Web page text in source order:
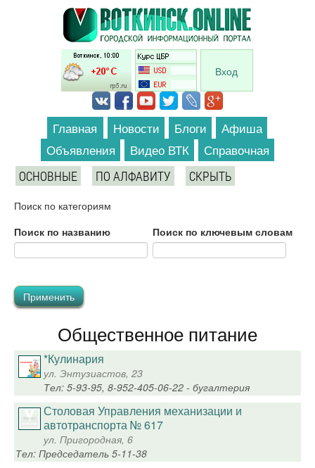
Перейти к основному содержанию
Вход
Главная Новости Блоги
Афиша
Объявления
Видео ВТК Справочная
ОСНОВНЫЕ ПО АЛФАВИТУ СКРЫТЬ
Поиск по категориям
Поиск по названию
Поиск по ключевым словам
Общественное питание
*Кулинария
ул. Энтузиастов, 23
Тел: 5-93-95, 8-952-405-06-22 - бугалтерия
Столовая Управления механизации и
автотранспорта № 617
ул. Пригородная, 6
Тел: Председатель 5-11-38